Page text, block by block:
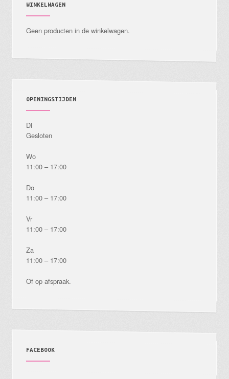
productpagina
WINKELWAGEN
Geen producten in de winkelwagen.
OPENINGSTIJDEN
Di
Gesloten
Wo
11:00 – 17:00
Do
11:00 – 17:00
Vr
11:00 – 17:00
Za
11:00 – 17:00
Of op afspraak.
FACEBOOK